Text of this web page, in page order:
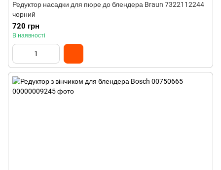
Редуктор насадки для пюре до блендера Braun 7322112244
чорний
720 грн
В наявності